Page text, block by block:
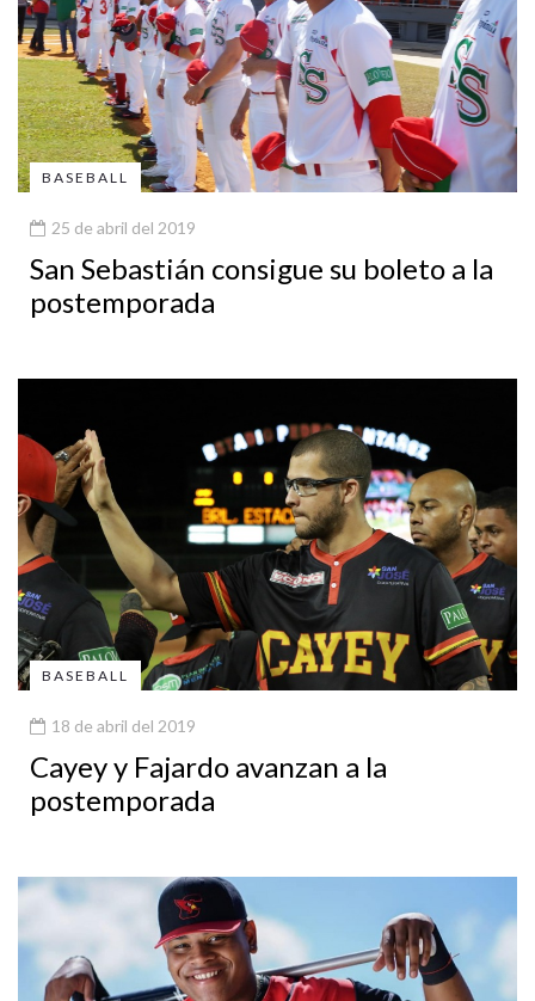
BASEBALL
25 de abril del 2019
San Sebastián consigue su boleto a la
postemporada
BASEBALL
18 de abril del 2019
Cayey y Fajardo avanzan a la
postemporada